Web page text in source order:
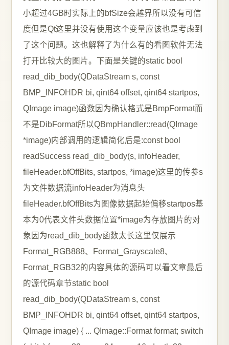
小超过4GB时实际上的bfSize会越界所以没有可信
度但是Qt这里并没有使用这个变量应该也是考虑到
了这个问题。这也解释了为什么有的看图软件无法
打开比较大的图片。下面是关键的static bool
read_dib_body(QDataStream s, const
BMP_INFOHDR bi, qint64 offset, qint64 startpos,
QImage image)函数因为确认格式是BmpFormat而
不是DibFormat所以QBmpHandler::read(QImage
*image)内部调用的逻辑简化后是:const bool
readSuccess read_dib_body(s, infoHeader,
fileHeader.bfOffBits, startpos, *image)这里的传参s
为文件数据流infoHeader为消息头
fileHeader.bfOffBits为图像数据起始偏移startpos基
本为0代表文件头数据位置*image为存放图片的对
象因为read_dib_body函数太长这里仅展示
Format_RGB888、Format_Grayscale8、
Format_RGB32的内容具体的源码可以看文章最后
的源代码章节static bool
read_dib_body(QDataStream s, const
BMP_INFOHDR bi, qint64 offset, qint64 startpos,
QImage image) { ... QImage::Format format; switch